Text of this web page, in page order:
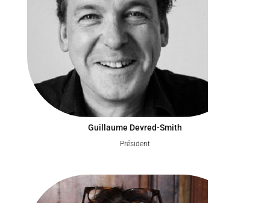
Guillaume Devred-Smith
Président